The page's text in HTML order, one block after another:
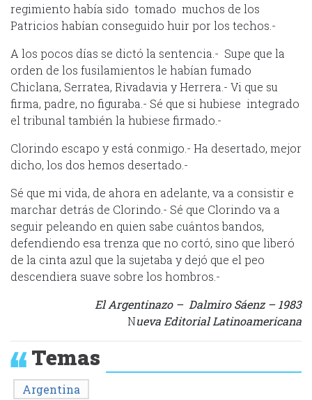
regimiento había sido tomado muchos de los
Patricios habían conseguido huir por los techos.-
A los pocos días se dictó la sentencia.- Supe que la
orden de los fusilamientos le habían fumado
Chiclana, Serratea, Rivadavia y Herrera.- Vi que su
firma, padre, no figuraba.- Sé que si hubiese integrado
el tribunal también la hubiese firmado.-
Clorindo escapo y está conmigo.- Ha desertado, mejor
dicho, los dos hemos desertado.-
Sé que mi vida, de ahora en adelante, va a consistir e
marchar detrás de Clorindo.- Sé que Clorindo va a
seguir peleando en quien sabe cuántos bandos,
defendiendo esa trenza que no cortó, sino que liberó
de la cinta azul que la sujetaba y dejó que el peo
descendiera suave sobre los hombros.-
El Argentinazo – Dalmiro Sáenz – 1983
Nueva Editorial Latinoamericana
Temas
Argentina